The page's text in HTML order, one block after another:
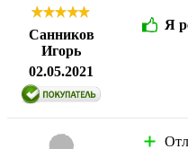
Санников
Игорь
02.05.2021
Я